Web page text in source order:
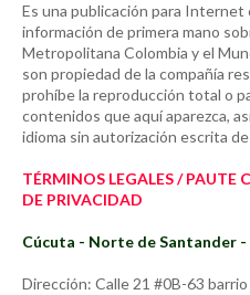
Es una publicación para Internet
información de primera mano
Metropolitana Colombia y el
son propiedad de la compañía
prohíbe la reproducción total o
contenidos que aquí aparezca,
idioma sin autorización escrita
TÉRMINOS LEGALES / PAUTE
DE PRIVACIDAD
Cúcuta - Norte de Santander -
Dirección: Calle 21 #0B-63 barrio